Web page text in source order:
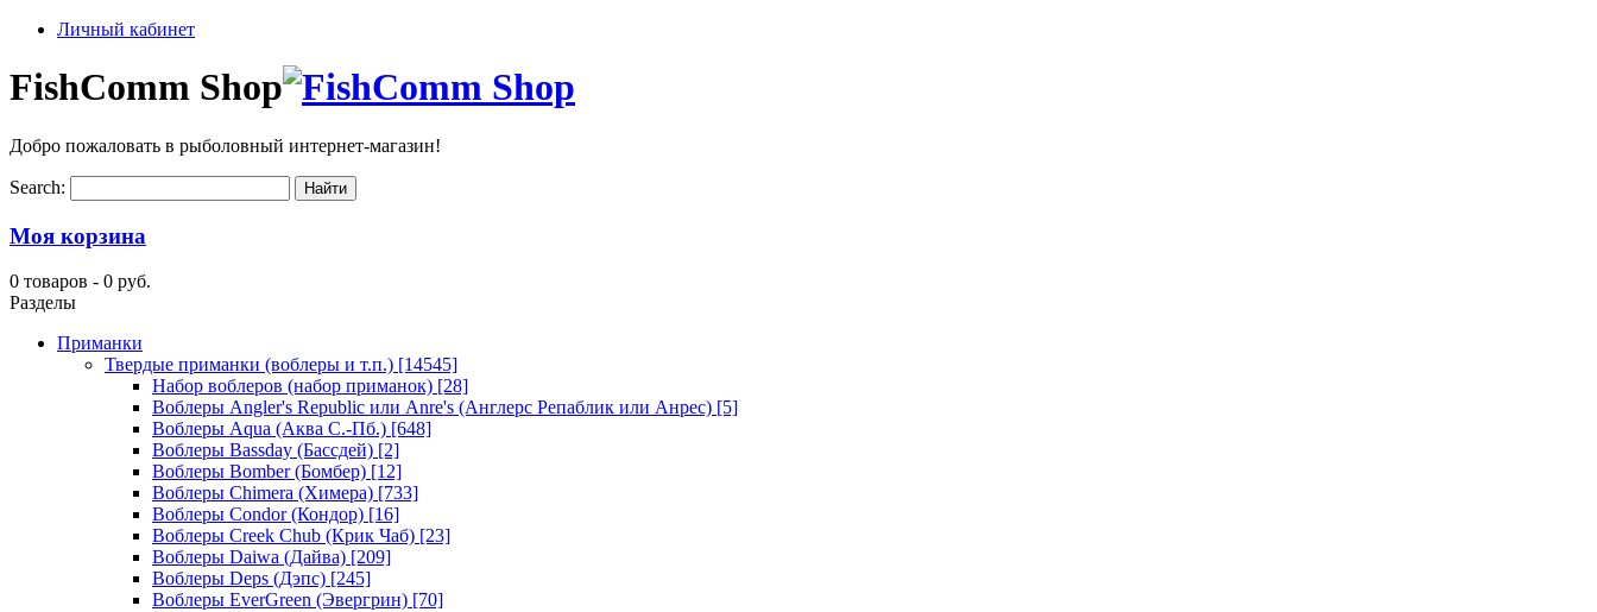
Личный кабинет
FishComm Shop
Добро пожаловать в рыболовный интернет-магазин!
Search:
Моя корзина
0 товаров - 0 руб.
Разделы
Приманки
Твердые приманки (воблеры и т.п.) [14545]
Набор воблеров (набор приманок) [28]
Воблеры Angler's Republic или Anre's (Англерс Репаблик или Анрес) [5]
Воблеры Aqua (Аква С.-Пб.) [648]
Воблеры Bassday (Бассдей) [2]
Воблеры Bomber (Бомбер) [12]
Воблеры Chimera (Химера) [733]
Воблеры Condor (Кондор) [16]
Воблеры Creek Chub (Крик Чаб) [23]
Воблеры Daiwa (Дайва) [209]
Воблеры Deps (Дэпс) [245]
Воблеры EverGreen (Эвергрин) [70]